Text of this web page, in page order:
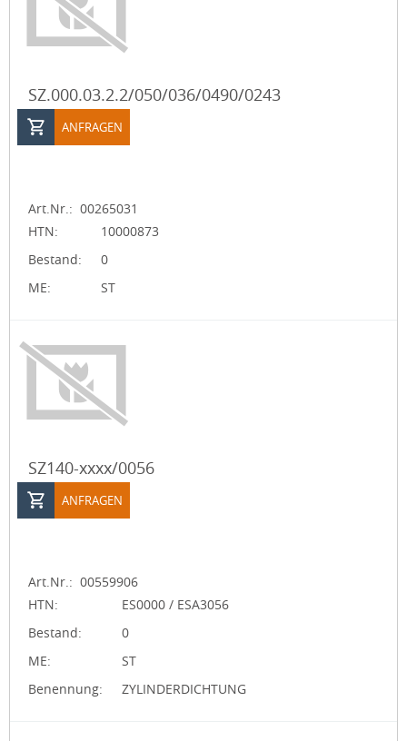
SZ.000.03.2.2/050/036/0490/0243
ANFRAGEN
Art.Nr.: 00265031
HTN:
10000873
Bestand:
0
ME:
ST
SZ140-xxxx/0056
ANFRAGEN
Art.Nr.: 00559906
HTN:
ES0000 / ESA3056
Bestand:
0
ME:
ST
Benennung:
ZYLINDERDICHTUNG